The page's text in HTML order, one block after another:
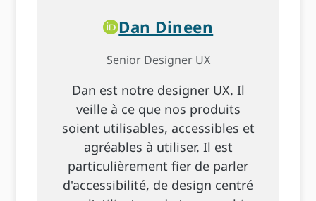
Dan Dineen
Senior Designer UX
Dan est notre designer UX. Il
veille à ce que nos produits
soient utilisables, accessibles et
agréables à utiliser. Il est
particulièrement fier de parler
d'accessibilité, de design centré